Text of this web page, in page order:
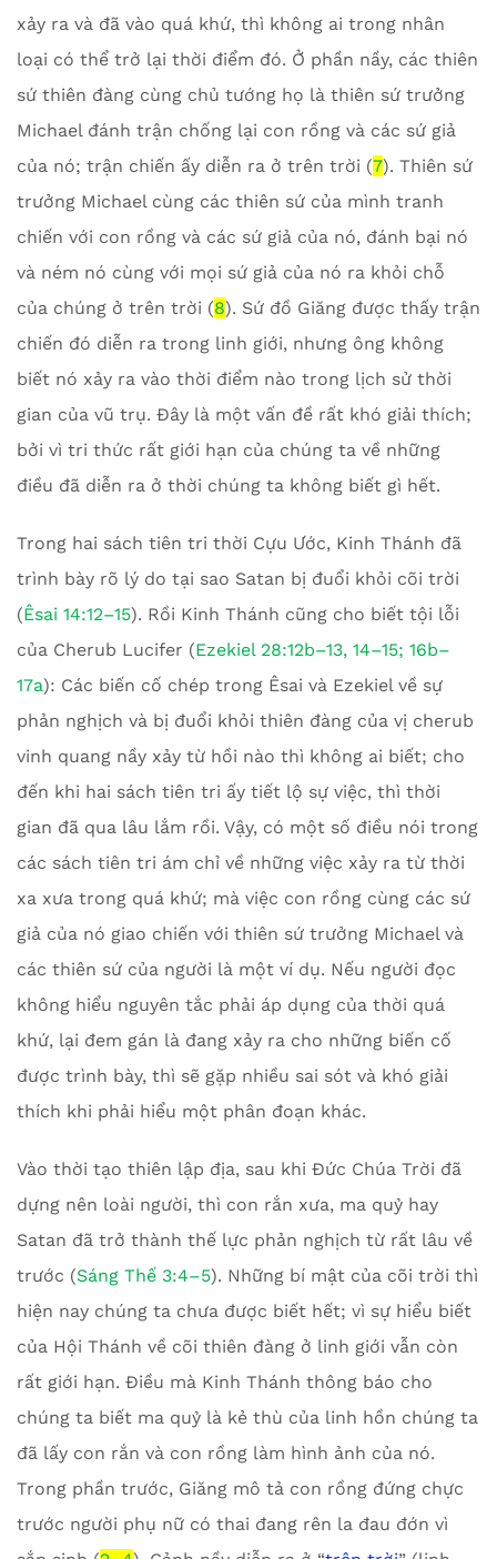
xảy ra và đã vào quá khứ, thì không ai trong nhân
loại có thể trở lại thời điểm đó. Ở phần nầy, các thiên
sứ thiên đàng cùng chủ tướng họ là thiên sứ trưởng
Michael đánh trận chống lại con rồng và các sứ giả
của nó; trận chiến ấy diễn ra ở trên trời (7). Thiên sứ
trưởng Michael cùng các thiên sứ của mình tranh
chiến với con rồng và các sứ giả của nó, đánh bại nó
và ném nó cùng với mọi sứ giả của nó ra khỏi chỗ
của chúng ở trên trời (8). Sứ đồ Giăng được thấy trận
chiến đó diễn ra trong linh giới, nhưng ông không
biết nó xảy ra vào thời điểm nào trong lịch sử thời
gian của vũ trụ. Đây là một vấn đề rất khó giải thích;
bởi vì tri thức rất giới hạn của chúng ta về những
điều đã diễn ra ở thời chúng ta không biết gì hết.
Trong hai sách tiên tri thời Cựu Ước, Kinh Thánh đã
trình bày rõ lý do tại sao Satan bị đuổi khỏi cõi trời
(Êsai 14:12–15). Rồi Kinh Thánh cũng cho biết tội lỗi
của Cherub Lucifer (Ezekiel 28:12b–13, 14–15; 16b–
17a): Các biến cố chép trong Êsai và Ezekiel về sự
phản nghịch và bị đuổi khỏi thiên đàng của vị cherub
vinh quang nầy xảy từ hồi nào thì không ai biết; cho
đến khi hai sách tiên tri ấy tiết lộ sự việc, thì thời
gian đã qua lâu lắm rồi. Vậy, có một số điều nói trong
các sách tiên tri ám chỉ về những việc xảy ra từ thời
xa xưa trong quá khứ; mà việc con rồng cùng các sứ
giả của nó giao chiến với thiên sứ trưởng Michael và
các thiên sứ của người là một ví dụ. Nếu người đọc
không hiểu nguyên tắc phải áp dụng của thời quá
khứ, lại đem gán là đang xảy ra cho những biến cố
được trình bày, thì sẽ gặp nhiều sai sót và khó giải
thích khi phải hiểu một phân đoạn khác.
Vào thời tạo thiên lập địa, sau khi Đức Chúa Trời đã
dựng nên loài người, thì con rắn xưa, ma quỷ hay
Satan đã trở thành thế lực phản nghịch từ rất lâu về
trước (Sáng Thế 3:4–5). Những bí mật của cõi trời thì
hiện nay chúng ta chưa được biết hết; vì sự hiểu biết
của Hội Thánh về cõi thiên đàng ở linh giới vẫn còn
rất giới hạn. Điều mà Kinh Thánh thông báo cho
chúng ta biết ma quỷ là kẻ thù của linh hồn chúng ta
đã lấy con rắn và con rồng làm hình ảnh của nó.
Trong phần trước, Giăng mô tả con rồng đứng chực
trước người phụ nữ có thai đang rên la đau đớn vì